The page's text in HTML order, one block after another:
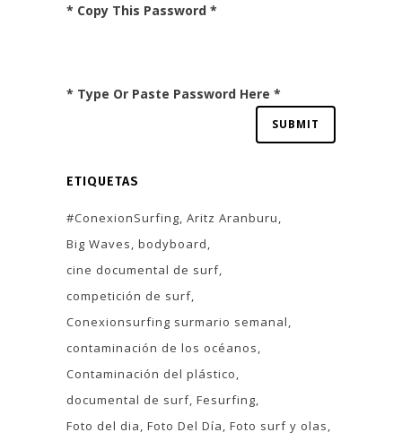
* Copy This Password *
* Type Or Paste Password Here *
ETIQUETAS
#ConexionSurfing Aritz Aranburu
Big Waves bodyboard
cine documental de surf
competición de surf
Conexionsurfing surmario semanal
contaminación de los océanos
Contaminación del plástico
documental de surf Fesurfing
Foto del dia Foto Del Día Foto surf y olas